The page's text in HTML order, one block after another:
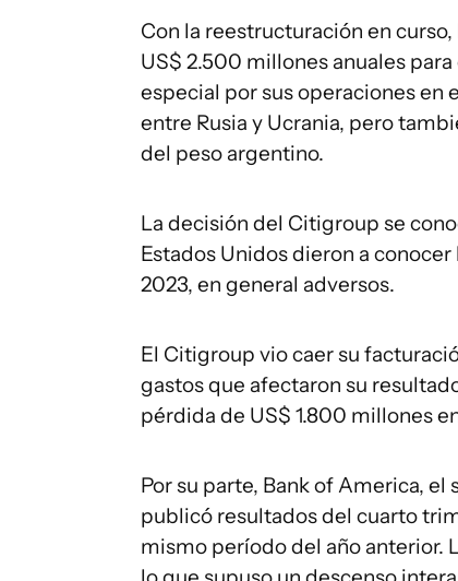
Con la reestructuración en
US$ 2.500 millones anuales
especial por sus operaciones en
entre Rusia y Ucrania, pero
del peso argentino.
La decisión del Citigroup se
Estados Unidos dieron a
2023, en general adversos.
El Citigroup vio caer su
gastos que afectaron su
pérdida de US$ 1.800 millones
Por su parte, Bank of America,
publicó resultados del cuarto
mismo período del año anterior.